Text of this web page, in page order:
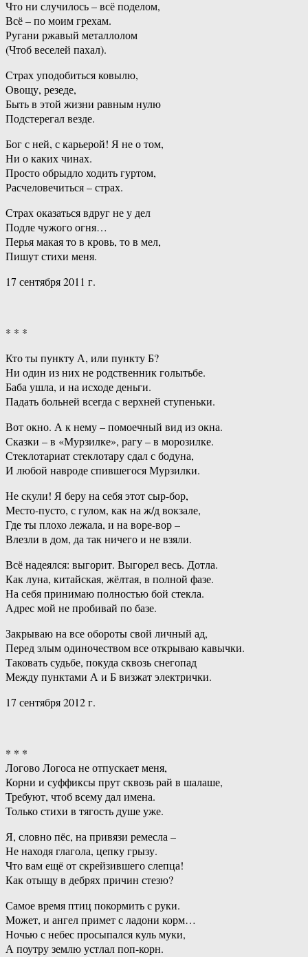
Что ни случилось – всё поделом,
Всё – по моим грехам.
Ругани ржавый металлолом
(Чтоб веселей пахал).
Страх уподобиться ковылю,
Овощу, резеде,
Быть в этой жизни равным нулю
Подстерегал везде.
Бог с ней, с карьерой! Я не о том,
Ни о каких чинах.
Просто обрыдло ходить гуртом,
Расчеловечиться – страх.
Страх оказаться вдруг не у дел
Подле чужого огня…
Перья макая то в кровь, то в мел,
Пишут стихи меня.
17 сентября 2011 г.
* * *
Кто ты пункту А, или пункту Б?
Ни один из них не родственник голытьбе.
Баба ушла, и на исходе деньги.
Падать больней всегда с верхней ступеньки.
Вот окно. А к нему – помоечный вид из окна.
Сказки – в «Мурзилке», рагу – в морозилке.
Стеклотариат стеклотару сдал с бодуна,
И любой навроде спившегося Мурзилки.
Не скули! Я беру на себя этот сыр-бор,
Место-пусто, с гулом, как на ж/д вокзале,
Где ты плохо лежала, и на воре-вор –
Влезли в дом, да так ничего и не взяли.
Всё надеялся: выгорит. Выгорел весь. Дотла.
Как луна, китайская, жёлтая, в полной фазе.
На себя принимаю полностью бой стекла.
Адрес мой не пробивай по базе.
Закрываю на все обороты свой личный ад,
Перед злым одиночеством все открываю кавычки.
Таковать судьбе, покуда сквозь снегопад
Между пунктами А и Б визжат электрички.
17 сентября 2012 г.
* * *
Логово Логоса не отпускает меня,
Корни и суффиксы прут сквозь рай в шалаше,
Требуют, чтоб всему дал имена.
Только стихи в тягость душе уже.
Я, словно пёс, на привязи ремесла –
Не находя глагола, цепку грызу.
Что вам ещё от скрейзившего слепца!
Как отыщу в дебрях причин стезю?
Самое время птиц покормить с руки.
Может, и ангел примет с ладони корм…
Ночью с небес просыпался куль муки,
А поутру землю устлал поп-корн.